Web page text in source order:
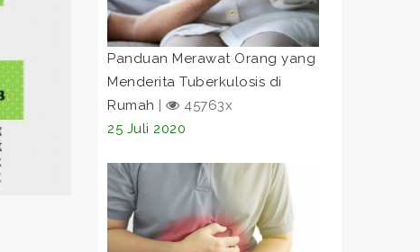
Panduan Merawat Orang yang
Menderita Tuberkulosis di
Rumah |
45763x
25 Juli 2020